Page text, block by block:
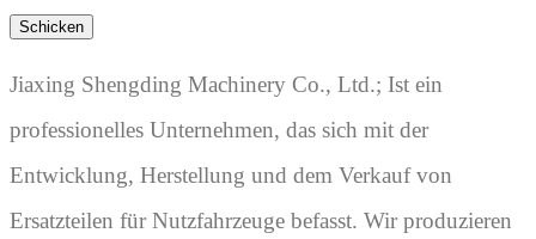
Jiaxing Shengding Machinery Co., Ltd.; Ist ein
professionelles Unternehmen, das sich mit der
Entwicklung, Herstellung und dem Verkauf von
Ersatzteilen für Nutzfahrzeuge befasst. Wir produzieren